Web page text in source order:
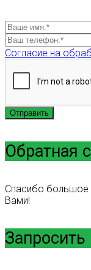
Согласие на
Отправить
Обратная
Спасибо большое
Вами!
Запросить